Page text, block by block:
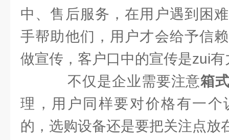
中、售后服务，在用户遇到困
手帮助他们，用户才会给予信
做宣传，客户口中的宣传是zui
不仅是企业需要注意箱
理，用户同样要对价格有一个
的，选购设备还是要把关注点放